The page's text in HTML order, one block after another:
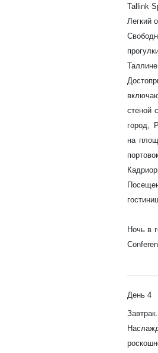
Tallink
Легкий
стеной
город,
на
Ночь в
День 4
Завтрак.